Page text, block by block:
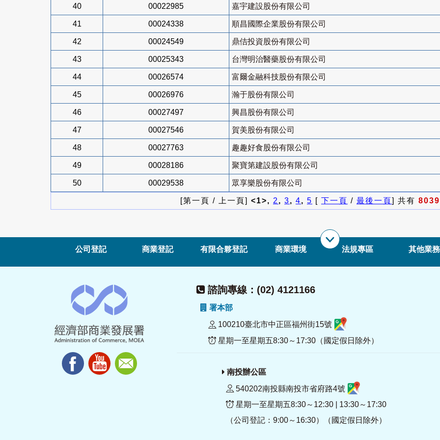
40 00022985 嘉宇建設股份有限公司
41 00024338 順昌國際企業股份有限公司
42 00024549 鼎佶投資股份有限公司
43 00025343 台灣明治醫藥股份有限公司
44 00026574 富爾金融科技股份有限公司
45 00026976 瀚于股份有限公司
46 00027497 興昌股份有限公司
47 00027546 賀美股份有限公司
48 00027763 趣趣好食股份有限公司
49 00028186 聚寶第建設股份有限公司
50 00029538 眾享樂股份有限公司
[第一頁 / 上一頁] <1>, 2, 3, 4, 5 [ 下一頁 / 最後一頁] 共有 8039
公司登記 商業登記 有限合夥登記 商業環境 法規專區 其他業務
諮詢專線：(02) 4121166
署本部
100210臺北市中正區福州街15號
星期一至星期五8:30～17:30（國定假日除外）
南投辦公區
540202南投縣南投市省府路4號
星期一至星期五8:30～12:30 | 13:30～17:30
（公司登記：9:00～16:30）（國定假日除外）